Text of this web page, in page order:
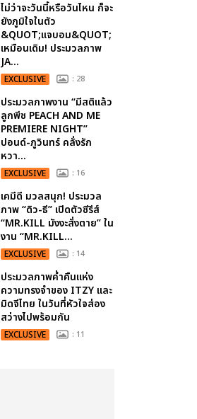
ไม่ว่าจะวันนี้หรือวันไหน ก็จะ
ยังภูมิใจในตัว
&QUOT;แจบอม&QUOT;
เหมือนเดิม! ประมวลภาพ
JA...
EXCLUSIVE : 28
ประมวลภาพงาน “มีสติแล้ว
ลูกพีช PEACH AND ME
PREMIERE NIGHT”
ปอนด์-ภูวินทร์ คลั่งรัก
หวา...
EXCLUSIVE : 16
เคมีดี มวลสนุก! ประมวล
ภาพ “ดิว-ธี” เปิดตัวซีรีส์
“MR.KILL มังงะสั่งตาย” ใน
งาน “MR.KILL...
EXCLUSIVE : 14
ประมวลภาพค่ำคืนแห่ง
ความทรงจำของ ITZY และ
มิดจีไทย ในวันที่หัวใจส่อง
สว่างไปพร้อมกัน
EXCLUSIVE : 11